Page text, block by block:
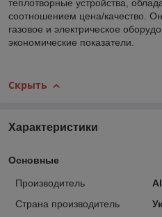
теплотворные устройства,
соотношением цена/качество.
газовое и электрическое
экономические показатели.
Скрыть
Характеристики
Основные
Производитель
Страна производитель